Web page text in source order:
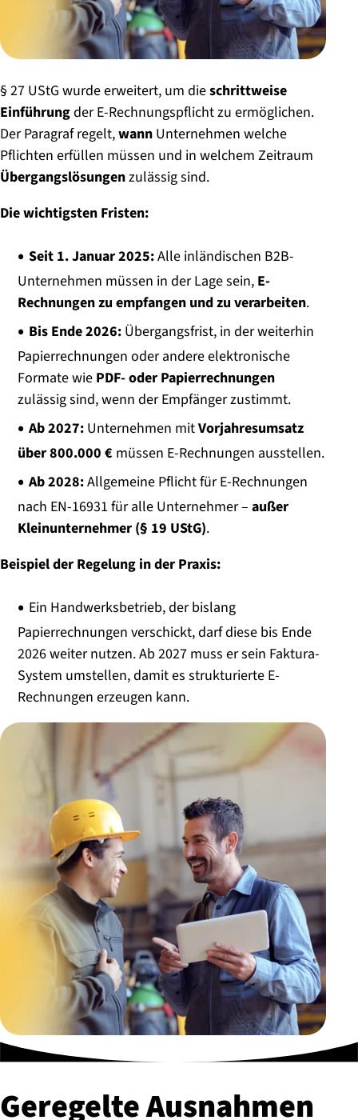
§ 27 UStG wurde erweitert, um dieschrittweise
Einführungder E-Rechnungspflicht zu ermöglichen.
Der Paragraf regelt,wann Unternehmen welche
Pflichten erfüllen müssen und in welchem Zeitraum
Übergangslösungenzulässig sind.
Die wichtigsten Fristen:
Seit 1. Januar 2025:Alle inländischen B2B-
Unternehmen müssen in der Lage sein, E-
Rechnungen zu empfangen und zu verarbeiten.
Bis Ende 2026: Übergangsfrist, in der weiterhin
Papierrechnungen oder andere elektronische
Formate wie PDF- oder Papierrechnungen
zulässig sind, wenn der Empfänger zustimmt.
Ab 2027: Unternehmen mitVorjahresumsatz
über 800.000 € müssen E-Rechnungen ausstellen.
Ab 2028:Allgemeine Pflicht für E-Rechnungen
nach EN-16931 für alle Unternehmer – außer
Kleinunternehmer (§ 19 UStG).
Beispiel der Regelung in der Praxis:
Ein Handwerksbetrieb, der bislang
Papierrechnungen verschickt, darf diese bis Ende
2026 weiter nutzen. Ab 2027 muss er sein Faktura-
System umstellen, damit es strukturierte E-
Rechnungen erzeugen kann.
Geregelte Ausnahmen